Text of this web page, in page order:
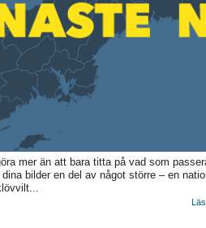
mer än att bara titta på vad som
bilder en del av något större – en